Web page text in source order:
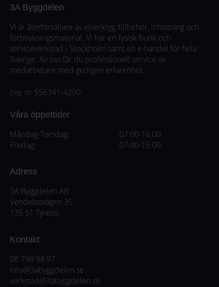
3A Byggdelen
Vi är återförsäljare av elverktyg, tillbehör, infästning och
förbrukningsmaterial. Vi har en fysisk butik och
serviceverkstad i Stockholm samt en e-handel för hela
Sverige. Av oss får du professionell service av
medarbetare med gedigen erfarenhet.
Org. nr: 556341-4290
Våra öppettider
Måndag-Torsdag:
Fredag:
07:00-16:00
07:00-15:00
Adress
3A Byggdelen AB
Vendelsövägen 35
135 51 Tyresö
Kontakt
08 798 98 97
info@3abyggdelen.se
verkstad@3abyggdelen.se